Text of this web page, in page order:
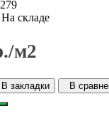
складе
м2
В закладки В